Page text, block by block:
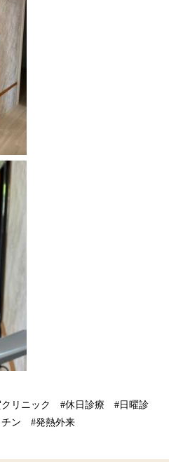
リニック #休日診療 #日曜診
ン #発熱外来